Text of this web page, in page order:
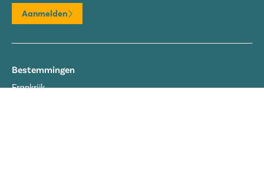
Aanmelden
Bestemmingen
Frankrijk